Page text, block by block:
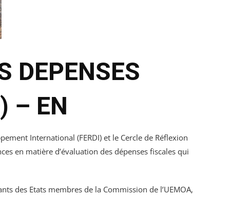
DEPENSES
– EN
International (FERDI) et le Cercle de Réflexion
en matière d’évaluation des dépenses fiscales qui
des Etats membres de la Commission de l’UEMOA,